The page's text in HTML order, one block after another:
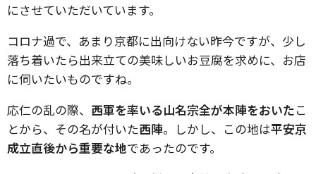
にさせていただいています。
コロナ過で、あまり京都に出向けない昨今ですが、少し
落ち着いたら出来立ての美味しいお豆腐を求めに、お店
に伺いたいものですね。
応仁の乱の際、 西軍を率いる山名宗全が本陣をおいたこ
とから、その名が付いた西陣。しかし、この地は平安京
成立直後から重要な地であったのです。